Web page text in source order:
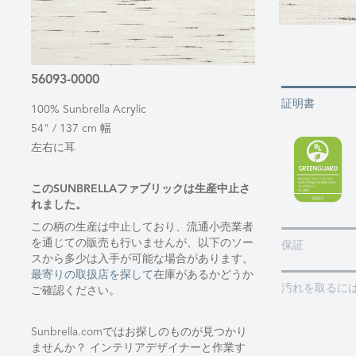
56093-0000
100% Sunbrella Acrylic
54" / 137 cm 幅
左右に耳
このSUNBRELLAファブリックは生産中止さ
れました。
この柄の生産は中止しており、流通小売業者
を通じての販売も行いませんが、以下のソー
スから多少は入手が可能な場合があります。
最寄りの取扱店を探して在庫があるかどうか
ご確認ください。
Sunbrella.comではお探しのものが見つかり
ませんか？ インテリアデザイナーと作業す
証明書
保証
汚れを取るに